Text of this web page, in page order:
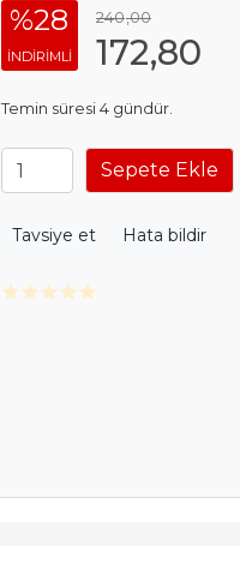
%28
INDIRIMLI
240,00
172,80
Temin süresi 4 gündür.
Sepete Ekle
Tavsiye et Hata bildir